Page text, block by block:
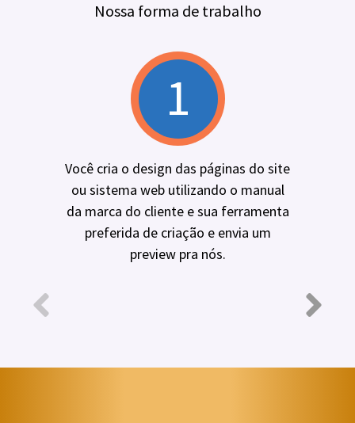
Nossa forma de trabalho
1
Você cria o design das páginas do site
ou sistema web utilizando o manual
da marca do cliente e sua ferramenta
preferida de criação e envia um
preview pra nós.